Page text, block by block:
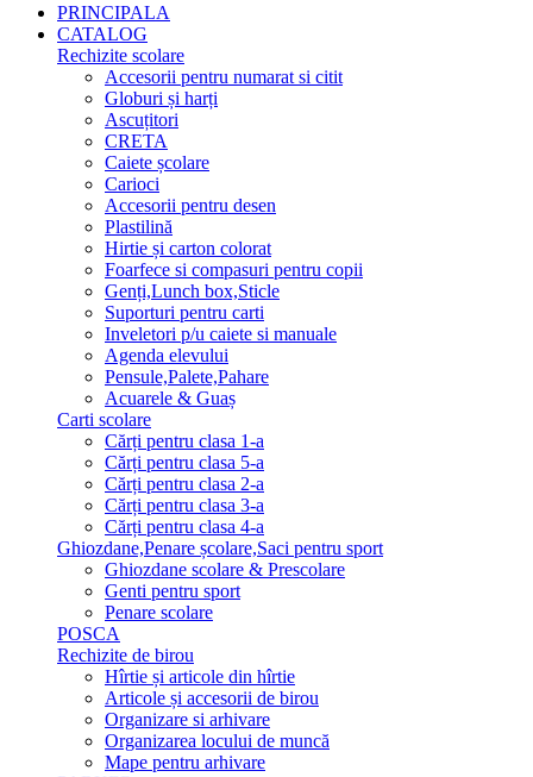
PRINCIPALA
CATALOG
Rechizite scolare
Accesorii pentru numarat si citit
Globuri și harți
Ascuțitori
CRETA
Caiete școlare
Carioci
Accesorii pentru desen
Plastilină
Hirtie și carton colorat
Foarfece si compasuri pentru copii
Genți,Lunch box,Sticle
Suporturi pentru carti
Inveletori p/u caiete si manuale
Agenda elevului
Pensule,Palete,Pahare
Acuarele & Guaș
Carti scolare
Cărți pentru clasa 1-a
Cărți pentru clasa 5-a
Cărți pentru clasa 2-a
Cărți pentru clasa 3-a
Cărți pentru clasa 4-a
Ghiozdane,Penare școlare,Saci pentru sport
Ghiozdane scolare & Prescolare
Genti pentru sport
Penare scolare
POSCA
Rechizite de birou
Hîrtie și articole din hîrtie
Articole și accesorii de birou
Organizare si arhivare
Organizarea locului de muncă
Mape pentru arhivare